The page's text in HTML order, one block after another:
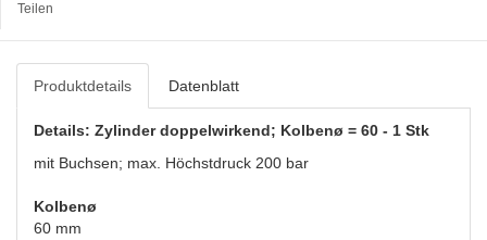
Teilen
Produktdetails Datenblatt
Details: Zylinder doppelwirkend; Kolbenø = 60 - 1 Stk
mit Buchsen; max. Höchstdruck 200 bar
Kolbenø
60 mm